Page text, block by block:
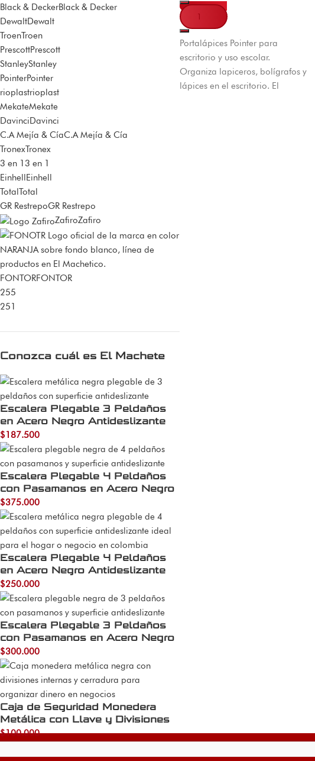
Black & DeckerBlack & Decker
DewaltDewalt
TroenTroen
PrescottPrescott
StanleyStanley
PointerPointer
rioplastrioplast
MekateMekate
DavinciDavinci
C.A Mejía & CíaC.A Mejía & Cía
TronexTronex
3 en 1 3 en 1
EinhellEinhell
TotalTotal
GR RestrepoGR Restrepo
ZafiroZafiro
FONTORFONTOR
255
251
Conozca cuál es El Machete
Escalera Plegable 3 Peldaños
en Acero Negro Antideslizante
$187.500
Escalera Plegable 4 Peldaños
con Pasamanos en Acero Negro
$375.000
Escalera Plegable 4 Peldaños
en Acero Negro Antideslizante
$250.000
Escalera Plegable 3 Peldaños
con Pasamanos en Acero Negro
$300.000
Caja de Seguridad Monedera
Metálica con Llave y Divisiones
$100.000
Añadir al carrito
Portalápices Pointer para
escritorio y uso escolar.
Organiza lapiceros, bolígrafos y
lápices en el escritorio. El